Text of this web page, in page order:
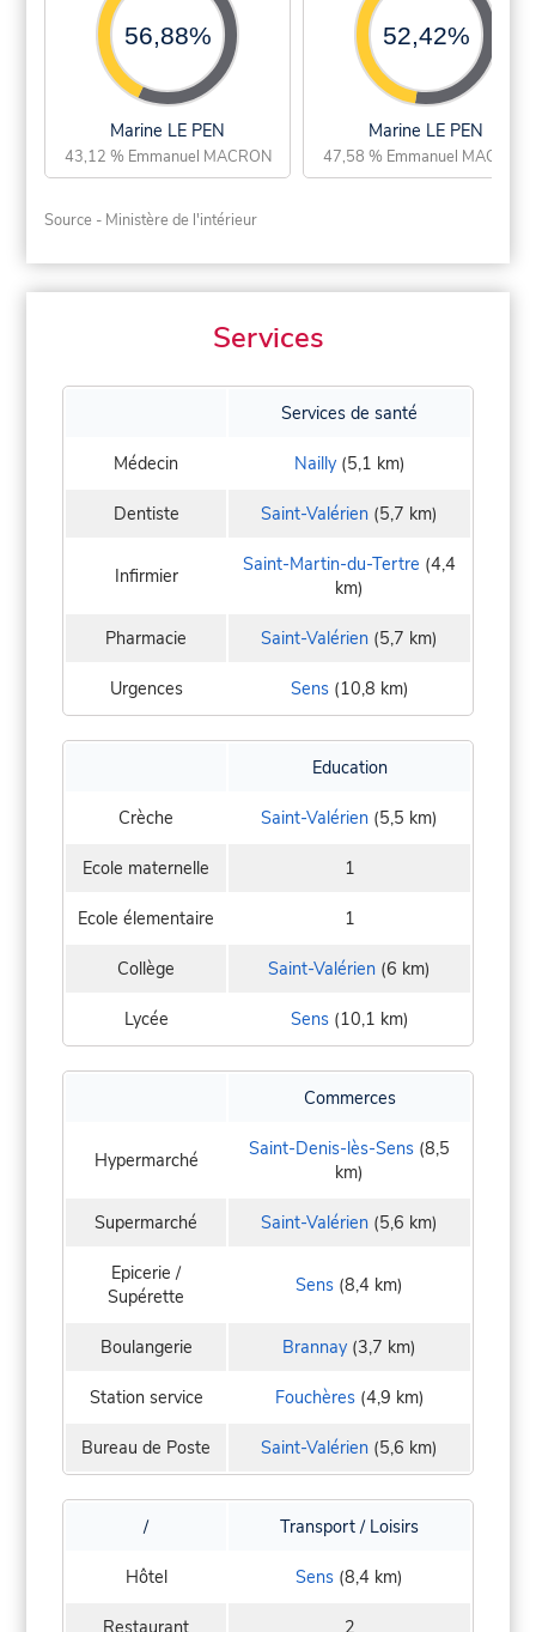
56,88%
Marine LE PEN
43,12 % Emmanuel MACRON
52,42%
Marine LE PEN
47,58 % Emmanuel MACRON
Source - Ministère de l'intérieur
Services
Services de santé
Médecin Nailly(5,1 km)
Dentiste Saint-Valérien (5,7 km)
Infirmier Saint-Martin-du-Tertre (4,4
km)
Pharmacie Saint-Valérien (5,7 km)
Urgences Sens(10,8 km)
Education
Crèche Saint-Valérien (5,5 km)
Ecole maternelle 1
Ecole élementaire 1
Collège Saint-Valérien (6 km)
Lycée Sens(10,1 km)
Commerces
Hypermarché Saint-Denis-lès-Sens (8,5
km)
Supermarché Saint-Valérien (5,6 km)
Epicerie /
Supérette
Sens (8,4 km)
Boulangerie Brannay (3,7 km)
Station service Fouchères(4,9 km)
Bureau de Poste Saint-Valérien (5,6 km)
/ Transport / Loisirs
Hôtel Sens (8,4 km)